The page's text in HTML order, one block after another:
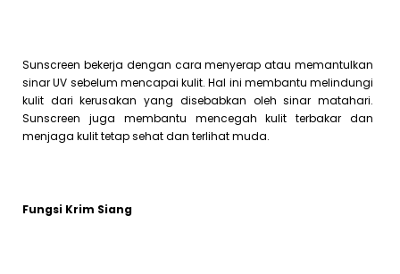
Sunscreen bekerja dengan cara menyerap atau memantulkan
sinar UV sebelum mencapai kulit. Hal ini membantu melindungi
kulit dari kerusakan yang disebabkan oleh sinar matahari.
Sunscreen juga membantu mencegah kulit terbakar dan
menjaga kulit tetap sehat dan terlihat muda.
Fungsi Krim Siang